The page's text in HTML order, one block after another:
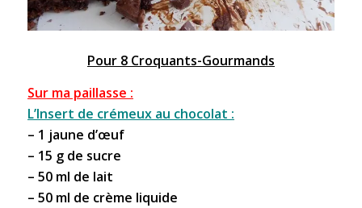
Pour 8 Croquants-Gourmands
Sur ma paillasse :
L’Insert de crémeux au chocolat :
– 1 jaune d’œuf
– 15 g de sucre
– 50 ml de lait
– 50 ml de crème liquide